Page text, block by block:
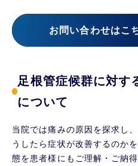
お問い合わせはこ
足根管症候群に対す
について
当院では痛みの原因を探求し
うしたら症状が改善するのか
態を患者様にもご理解・ご納